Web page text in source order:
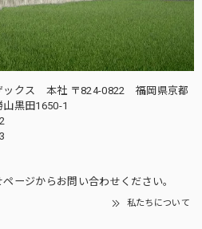
ックス 本社 〒824-0822 福岡県京都
黒田1650-1
ージからお問い合わせください。
私たちについて